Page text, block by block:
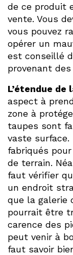
de ce produit
vente. Vous
vous pouvez
opérer un
est conseillé
provenant
L’étendue de
aspect à
zone à
taupes sont
vaste surface.
fabriqués
de terrain.
faut vérifier
un endroit
que la galerie
pourrait être
carence des
peut venir à
faut savoir